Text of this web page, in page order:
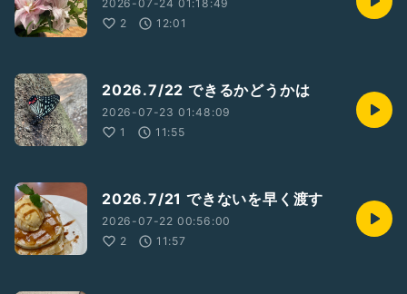
2026-07-24 01:18:49
2
12:01
2026.7/22 できるかどうかは
2026-07-23 01:48:09
1
11:55
2026.7/21 できないを早く渡す
2026-07-22 00:56:00
2
11:57